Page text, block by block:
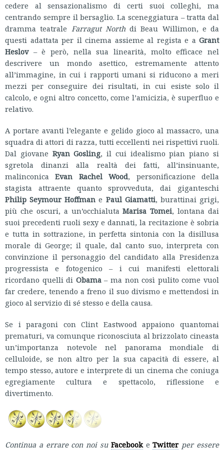
cedere al sensazionalismo di certi suoi colleghi, ma
centrando sempre il bersaglio. La sceneggiatura – tratta dal
dramma teatrale Farragut Northdi Beau Willimon, e da
questi adattata per il cinema assieme al regista e a Grant
Heslov– è però, nella sua linearità, molto efficace nel
descrivere un mondo asettico, estremamente attento
all’immagine, in cui i rapporti umani si riducono a meri
mezzi per conseguire dei risultati, in cui esiste solo il
calcolo, e ogni altro concetto, come l’amicizia, è superfluo e
relativo.
A portare avanti l’elegante e gelido gioco al massacro, una
squadra di attori di razza, tutti eccellenti nei rispettivi ruoli.
Dal giovane Ryan Gosling, il cui idealismo pian piano si
sgretola dinanzi alla realtà dei fatti, all’insinuante,
malinconicaEvan Rachel Wood, personificazione della
stagista attraente quanto sprovveduta, dai giganteschi
Philip Seymour Hoffman e Paul Giamatti, burattinai grigi,
più che oscuri, a un’occhialutaMarisa Tomei, lontana dai
suoi precedenti ruoli sexy e dannati, la recitazione è sobria
e tutta in sottrazione, in perfetta sintonia con la disillusa
morale di George; il quale, dal canto suo, interpreta con
convinzione il personaggio del candidato alla Presidenza
progressista e fotogenico – i cui manifesti elettorali
ricordano quelli di Obama– ma non così pulito come vuol
far credere, tenendo a freno il suo divismo e mettendosi in
gioco al servizio di sé stesso e della causa.
Se i paragoni con Clint Eastwood appaiono quantomai
prematuri, va comunque riconosciuta al brizzolato cineasta
un’importanza notevole nel panorama mondiale di
celluloide, se non altro per la sua capacità di essere, al
tempo stesso, autore e interprete di un cinema che coniuga
egregiamente cultura e spettacolo, riflessione e
divertimento.
Continua a errare con noi su Facebook e Twitter per essere